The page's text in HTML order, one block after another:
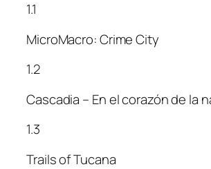
1.1
MicroMacro: Crime City
1.2
Cascadia – En el corazón de la
1.3
Trails of Tucana